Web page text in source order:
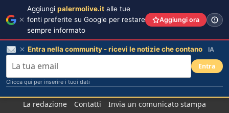
La redazione Contatti
Invia un comunicato stampa
Aggiungi palermolive.it alle tue
fonti preferite su Google per restare
sempre informato
Aggiungi ora
Entra nella community - ricevi le notizie che contano IA
Entra
Clicca qui per inserire i tuoi dati